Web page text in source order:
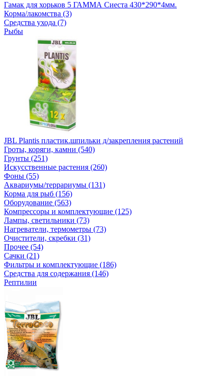
Гамак для хорьков 5 ГАММА Сиеста 430*290*4мм.
Корма/лакомства (3)
Средства ухода (7)
Рыбы
JBL Plantis пластик.шпильки д/закрепления растений
Гроты, коряги, камни (540)
Грунты (251)
Искусственные растения (260)
Фоны (55)
Аквариумы/террариумы (131)
Корма для рыб (156)
Оборудование (563)
Компрессоры и комплектующие (125)
Лампы, светильники (73)
Нагреватели, термометры (73)
Очистители, скребки (31)
Прочее (54)
Сачки (21)
Фильтры и комплектующие (186)
Средства для содержания (146)
Рептилии